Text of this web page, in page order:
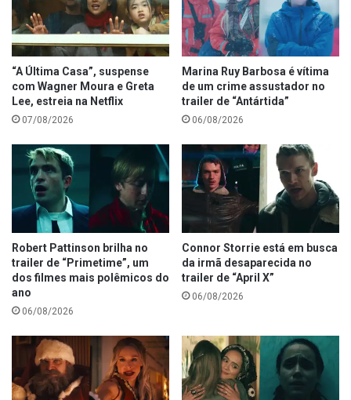
“A Última Casa”, suspense
com Wagner Moura e Greta
Lee, estreia na Netflix
07/08/2026
Marina Ruy Barbosa é vítima
de um crime assustador no
trailer de “Antártida”
06/08/2026
Robert Pattinson brilha no
trailer de “Primetime”, um
dos filmes mais polêmicos do
ano
06/08/2026
Connor Storrie está em busca
da irmã desaparecida no
trailer de “April X”
06/08/2026